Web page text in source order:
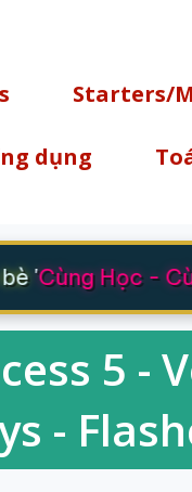
Starters/
dụng
'Cùng Học -
5 -
-